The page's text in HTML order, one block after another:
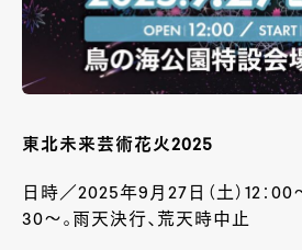
東北未来芸術花火2025
日時／2025年9 月 27 日（土） 12 ： 00
30～。雨天決行、荒天時中止